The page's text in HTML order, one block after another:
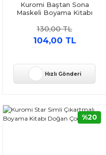
Kuromi Baştan Sona
Maskeli Boyama Kitabı
130,00 TL
104,00 TL
Hızlı Gönderi
%20